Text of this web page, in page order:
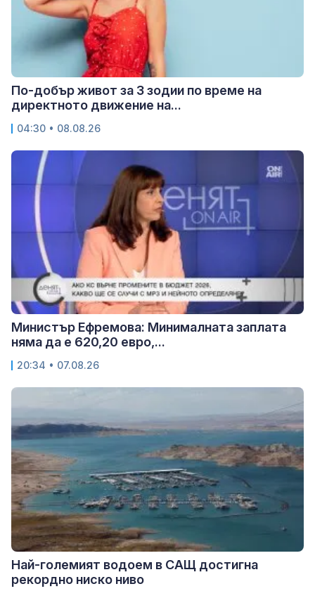
По-добър живот за 3 зодии по време на
директното движение на...
04:30 • 08.08.26
Министър Ефремова: Минималната заплата
няма да е 620,20 евро,...
20:34 • 07.08.26
Най-големият водоем в САЩ достигна
рекордно ниско ниво